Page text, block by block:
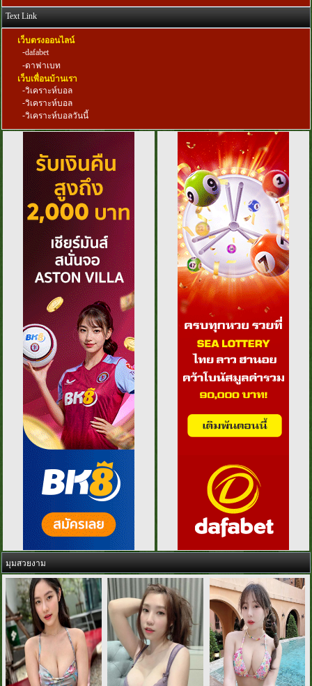
Text Link
เว็บตรงออนไลน์
-dafabet
-ดาฟาเบท
เว็บเพื่อนบ้านเรา
-วิเคราะห์บอล
-วิเคราะห์บอล
-วิเคราะห์บอลวันนี้
มุมสวยงาม